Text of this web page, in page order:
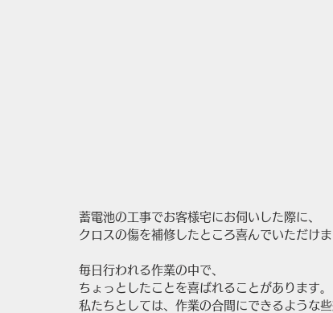
蓄電池の工事でお客様宅にお伺いした際に、
クロスの傷を補修したところ喜んでいただけま
毎日行われる作業の中で、
ちょっとしたことを喜ばれることがあります。
私たちとしては、作業の合間にできるような些